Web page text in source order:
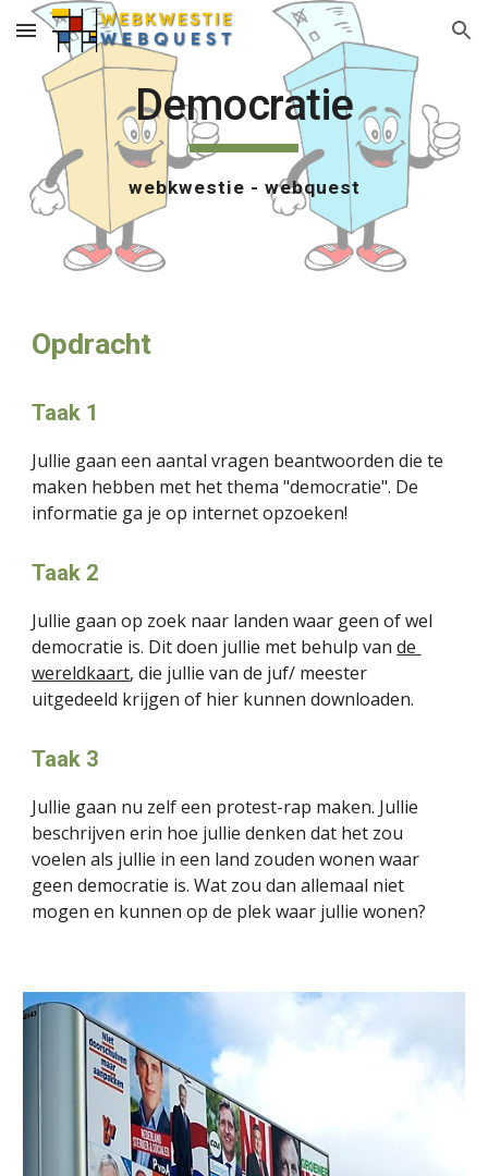
Skip to main content Skip to navigation
Democratie
webkwestie - webquest
Opdracht
Taak 1
Jullie gaan een aantal vragen beantwoorden die te
maken hebben met het thema "democratie". De
informatie ga je op internet opzoeken!
Taak 2
Jullie gaan op zoek naar landen waar geen of wel
democratie is. Dit doen jullie met behulp van de
wereldkaart, die jullie van de juf/ meester
uitgedeeld krijgen of hier kunnen downloaden.
Taak 3
Jullie gaan nu zelf een protest-rap maken. Jullie
beschrijven erin hoe jullie denken dat het zou
voelen als jullie in een land zouden wonen waar
geen democratie is. Wat zou dan allemaal niet
mogen en kunnen op de plek waar jullie wonen?